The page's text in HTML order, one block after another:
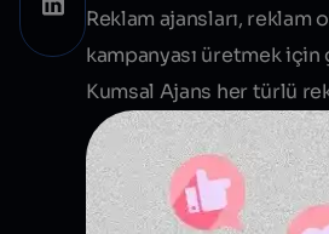
Reklam ajansları, reklam
kampanyası üretmek
Kumsal Ajans her türlü